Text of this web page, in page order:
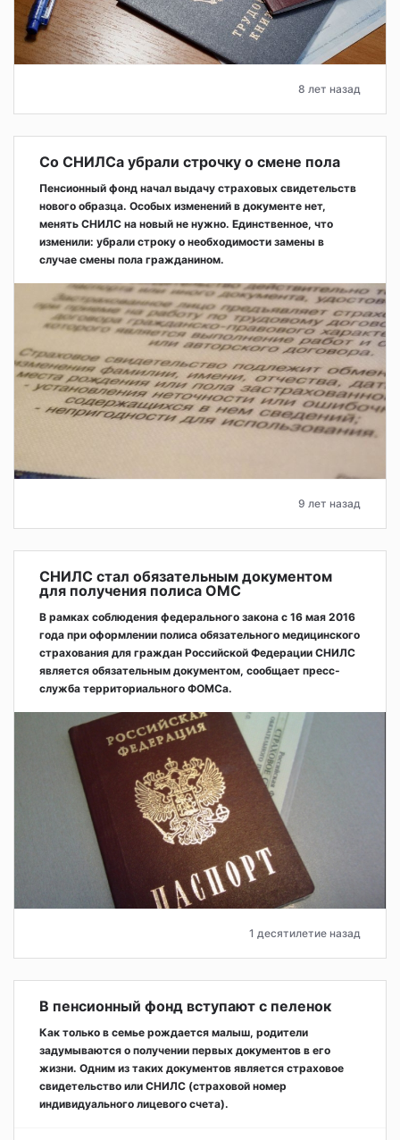
8 лет назад
Со СНИЛСа убрали строчку о смене пола
Пенсионный фонд начал выдачу страховых свидетельств
нового образца. Особых изменений в документе нет,
менять СНИЛС на новый не нужно. Единственное, что
изменили: убрали строку о необходимости замены в
случае смены пола гражданином.
9 лет назад
СНИЛС стал обязательным документом
для получения полиса ОМС
В рамках соблюдения федерального закона с 16 мая 2016
года при оформлении полиса обязательного медицинского
страхования для граждан Российской Федерации СНИЛС
является обязательным документом, сообщает пресс-
служба территориального ФОМСа.
1 десятилетие назад
В пенсионный фонд вступают с пеленок
Как только в семье рождается малыш, родители
задумываются о получении первых документов в его
жизни. Одним из таких документов является страховое
свидетельство или СНИЛС (страховой номер
индивидуального лицевого счета).